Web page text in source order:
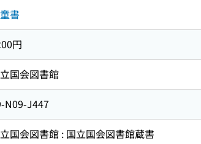
書
円
国会図書館
N09-J447
国会図書館 : 国立国会図書館蔵書